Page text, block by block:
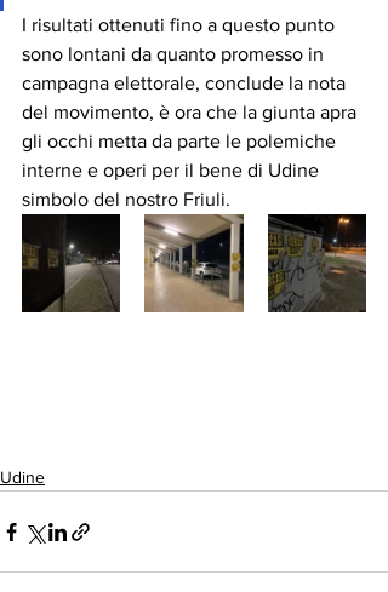
I risultati ottenuti fino a questo punto
sono lontani da quanto promesso in
campagna elettorale, conclude la nota
del movimento, è ora che la giunta apra
gli occhi metta da parte le polemiche
interne e operi per il bene di Udine
simbolo del nostro Friuli.
Udine